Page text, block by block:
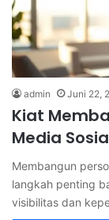
admin Juni 22,
Kiat
Media
Membangun
langkah penting
visibilitas dan